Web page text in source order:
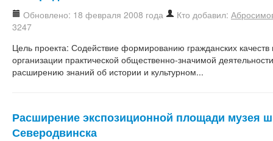
Обновлено: 18 февраля 2008 года Кто добавил:
3247
Цель проекта: Содействие формированию гражданских качеств
организации практической общественно-значимой
расширению знаний об истории и культурном...
Расширение экспозиционной площади музея
Северодвинска